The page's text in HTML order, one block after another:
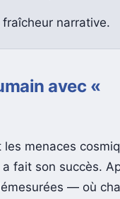
narrative.
avec «
menaces
a fait son succès.
— où